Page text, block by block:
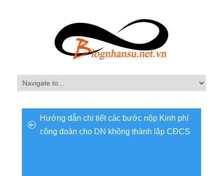
Hướng dẫn chi tiết các bước nộp Kinh phí
công đoàn cho DN không thành lập CĐCS